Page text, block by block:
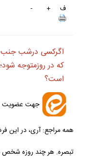
ف
+
-
اگركسى درشب جنب
كه در روزمتوجه
است؟
جهت عضويت
همه مراجع: آرى، در اين
تبصره. هر چند روزه شخص